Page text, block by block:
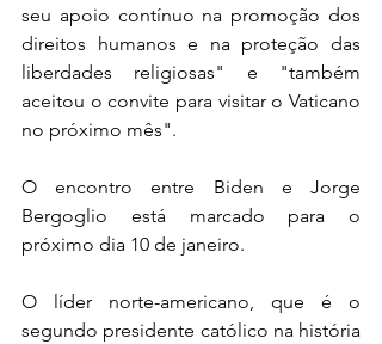
seu apoio contínuo na promoção dos
direitos humanos e na proteção das
liberdades religiosas" e "também
aceitou o convite para visitar o Vaticano
no próximo mês".
O encontro entre Biden e Jorge
Bergoglio está marcado para o
próximo dia 10 de janeiro.
O líder norte-americano, que é o
segundo presidente católico na história